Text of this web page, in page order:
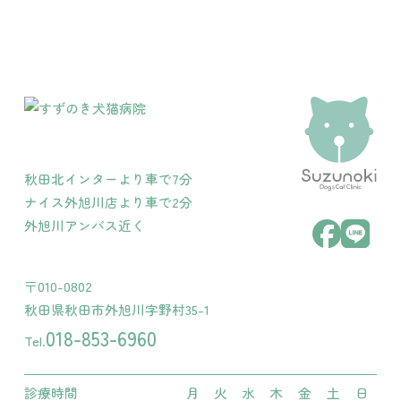
秋田北インターより車で7分
ナイス外旭川店より車で2分
外旭川アンバス近く
〒010-0802
秋田県秋田市外旭川字野村35-1
Tel.018-853-6960
診療時間 月 火 水 木 金 土 日